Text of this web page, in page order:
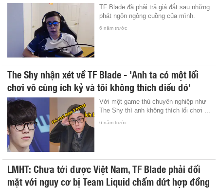
TF Blade đã phải trả giá đắt sau những
phát ngôn ngông cuồng của mình.
6 năm trước
The Shy nhận xét về TF Blade - 'Anh ta có một lối
chơi vô cùng ích kỷ và tôi không thích điều đó'
Với một game thủ chuyên nghiệp như
The Shy thì anh không thích lối chơi ...
6 năm trước
LMHT: Chưa tới được Việt Nam, TF Blade phải đối
mặt với nguy cơ bị Team Liquid chấm dứt hợp đồng